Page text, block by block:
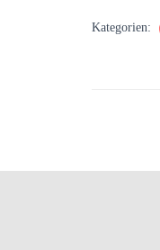
Kategorien: